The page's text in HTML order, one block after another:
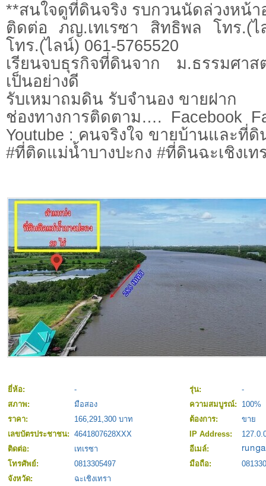
**สนใจดูที่ดินจริง รบกวนนัดล่วงหน้า
ติดต่อ ภญ.เทเรซา สิทธิพล โทร.(ไ
โทร.(ไลน์) 061-5765520
เรียนจบธุรกิจที่ดินจาก ม.ธรรมศา
เป็นอย่างดี
รับเหมาถมดิน รับจำนอง ขายฝาก
ช่องทางการติดตาม…. Facebook
Youtube : คนจริงใจ ขายบ้านและที่ดิ
#ที่ติดแม่น้ำบางปะกง #ที่ดินฉะเชิงเ
ยี่ห้อ: - รุ่น:
-
สภาพ:
มือสอง ความสมบูรณ์:
100%
ราคา:
166,291,300 บาท ต้องการ:
ขาย
เลขบัตรประชาชน: 4641807628XXX IP Address:
ติดต่อ:
เทเรซา
อีเมล์:
โทรศัพย์:
0813305497 มือถือ:
จังหวัด:
ฉะเชิงเทรา